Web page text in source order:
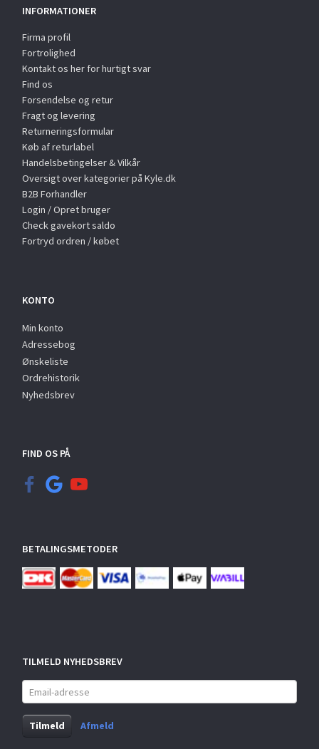
INFORMATIONER
Firma profil
Fortrolighed
Kontakt os her for hurtigt svar
Find os
Forsendelse og retur
Fragt og levering
Returneringsformular
Køb af returlabel
Handelsbetingelser & Vilkår
Oversigt over kategorier på Kyle.dk
B2B Forhandler
Login / Opret bruger
Check gavekort saldo
Fortryd ordren / købet
KONTO
Min konto
Adressebog
Ønskeliste
Ordrehistorik
Nyhedsbrev
FIND OS PÅ
BETALINGSMETODER
TILMELD NYHEDSBREV
Email-
adresse
Tilmeld
Afmeld